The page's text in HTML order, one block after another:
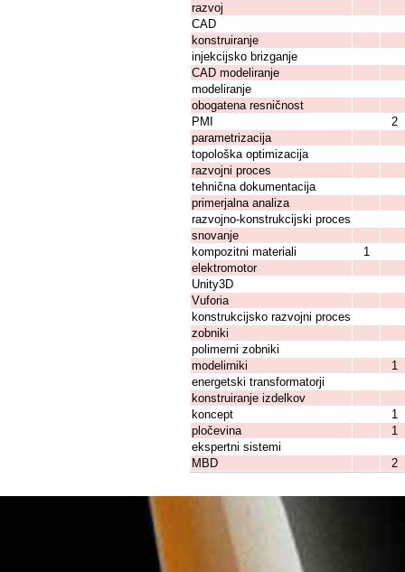
razvoj
CAD
konstruiranje
injekcijsko brizganje
CAD modeliranje
modeliranje
obogatena resničnost
PMI
2
parametrizacija
topološka optimizacija
razvojni proces
tehnična dokumentacija
primerjalna analiza
razvojno-konstrukcijski proces
snovanje
kompozitni materiali
1
elektromotor
Unity3D
Vuforia
konstrukcijsko razvojni proces
zobniki
polimerni zobniki
modelirniki
1
energetski transformatorji
konstruiranje izdelkov
koncept
1
pločevina
1
ekspertni sistemi
MBD
2